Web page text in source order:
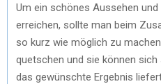
Um ein schönes Aussehen
erreichen, sollte man beim
so kurz wie möglich zu
quetschen und sie können
das gewünschte Ergebnis